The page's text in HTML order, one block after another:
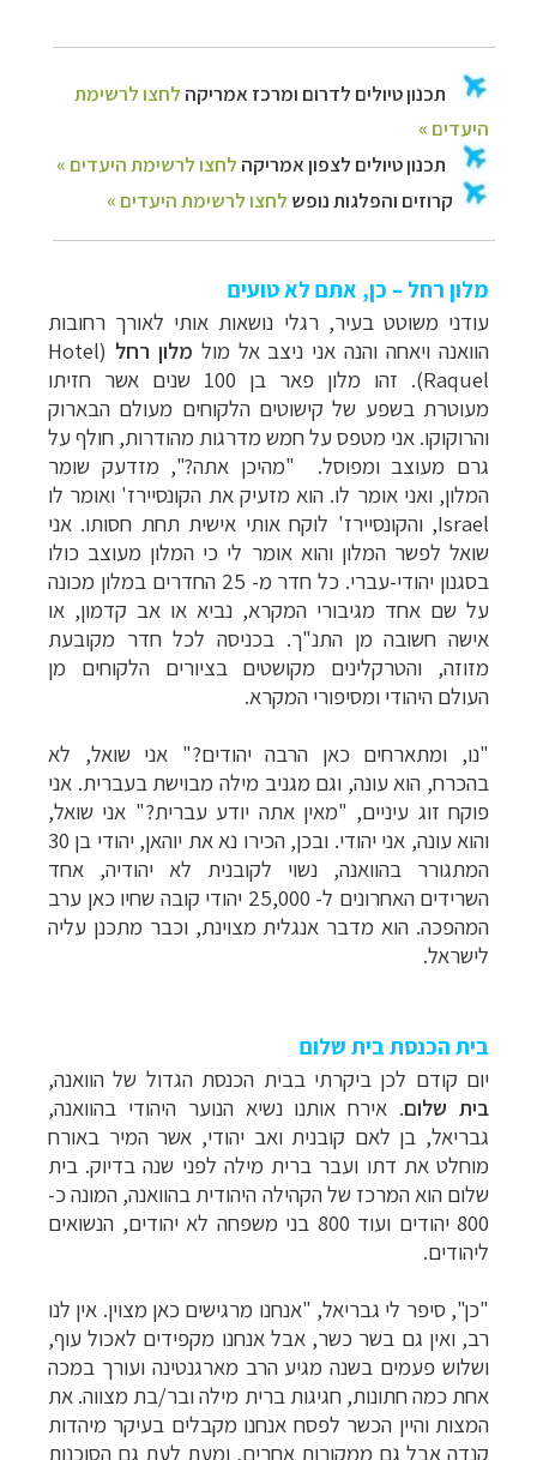
מלון רחל – כן, אתם לא טועים
עודני משוטט בעיר, רגלי נושאות אותי לאורך רחובות
הוואנה ויאחה והנה אני ניצב אל מול מלון רחל (
Hotel
Raquel
)
.
זהו מלון פאר בן 100 שנים אשר חזיתו
מעוטרת בשפע של קישוטים הלקוחים מעולם הבארוק
והרוקוקו. אני מטפס על חמש מדרגות מהודרות, חולף על
גרם מעוצב ומפוסל.
"מהיכן אתה?", מזדעק שומר
המלון, ואני אומר לו. הוא מזעיק את הקונסיירז' ואומר לו
Israel
,והקונסיירז' לוקח אותי אישית תחת חסותו. אני
שואל לפשר המלון והוא אומר לי כי המלון מעוצב כולו
בסגנון
יהודי-עברי. כל חדר מ- 25 החדרים במלון מכונה
על שם אחד מגיבורי המקרא, נביא או אב קדמון, או
אישה חשובה מן התנ"ך. בכניסה לכל חדר מקובעת
מזוזה, והטרקלינים מקושטים בציורים הלקוחים מן
העולם היהודי ומסיפורי המקרא.
"נו, ומתארחים כאן הרבה יהודים?" אני שואל, לא
בהכרח, הוא עונה, וגם מגניב מילה מבוישת בעברית. אני
פוקח זוג עיניים, "מאין אתה יודע עברית?" אני שואל,
והוא עונה, אני יהודי.
ובכן, הכירו נא את יוהאן, יהודי בן 30
המתגורר בהוואנה, נשוי לקובנית לא יהודיה, אחד
השרידים האחרונים ל- 25,000 יהודי קובה שחיו כאן ערב
המהפכה. הוא מדבר אנגלית מצוינת, וכבר מתכנן עליה
לישראל.
בית הכנסת בית שלום
יום קודם לכן ביקרתי בבית הכנסת הגדול של הוואנה,
בית שלום. אירח אותנו נשיאהנוער היהודי בהוואנה,
גבריאל, בן לאם קובנית ואב יהודי, אשר המיר באורח
מוחלט את דתו ועבר ברית מילה לפני שנה בדיוק. בית
שלום הוא המרכז של הקהילה היהודית בהוואנה, המונה כ-
800 יהודים ועוד 800 בני משפחה לא יהודים, הנשואים
ליהודים.
"כן", סיפר לי גבריאל, "אנחנו מרגישים כאן מצוין. אין לנו
רב, ואין גם בשר כשר, אבל אנחנו מקפידים לאכול עוף,
ושלוש פעמים בשנה מגיע הרב מארגנטינה ועורך במכה
אחת כמה חתונות, חגיגות ברית מילה ובר/בת מצווה. את
המצות והיין הכשר לפסח אנחנו מקבלים בעיקר מיהדות
קנדה אבל גם ממקורות אחרים, ומעת לעת גם הסוכנות